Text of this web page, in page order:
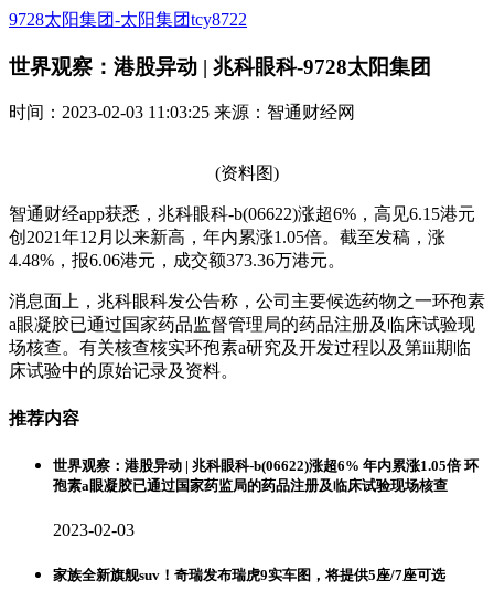
9728太阳集团-太阳集团tcy8722
世界观察：港股异动 | 兆科眼科-9728太阳集团
时间：2023-02-03 11:03:25 来源：智通财经网
(资料图)
智通财经app获悉，兆科眼科-b(06622)涨超6%，高见6.15港元
创2021年12月以来新高，年内累涨1.05倍。截至发稿，涨
4.48%，报6.06港元，成交额373.36万港元。
消息面上，兆科眼科发公告称，公司主要候选药物之一环孢素
a眼凝胶已通过国家药品监督管理局的药品注册及临床试验现
场核查。有关核查核实环孢素a研究及开发过程以及第iii期临
床试验中的原始记录及资料。
推荐内容
世界观察：港股异动 | 兆科眼科-b(06622)涨超6% 年内累涨1.05倍 环
孢素a眼凝胶已通过国家药监局的药品注册及临床试验现场核查
2023-02-03
家族全新旗舰suv！奇瑞发布瑞虎9实车图，将提供5座/7座可选